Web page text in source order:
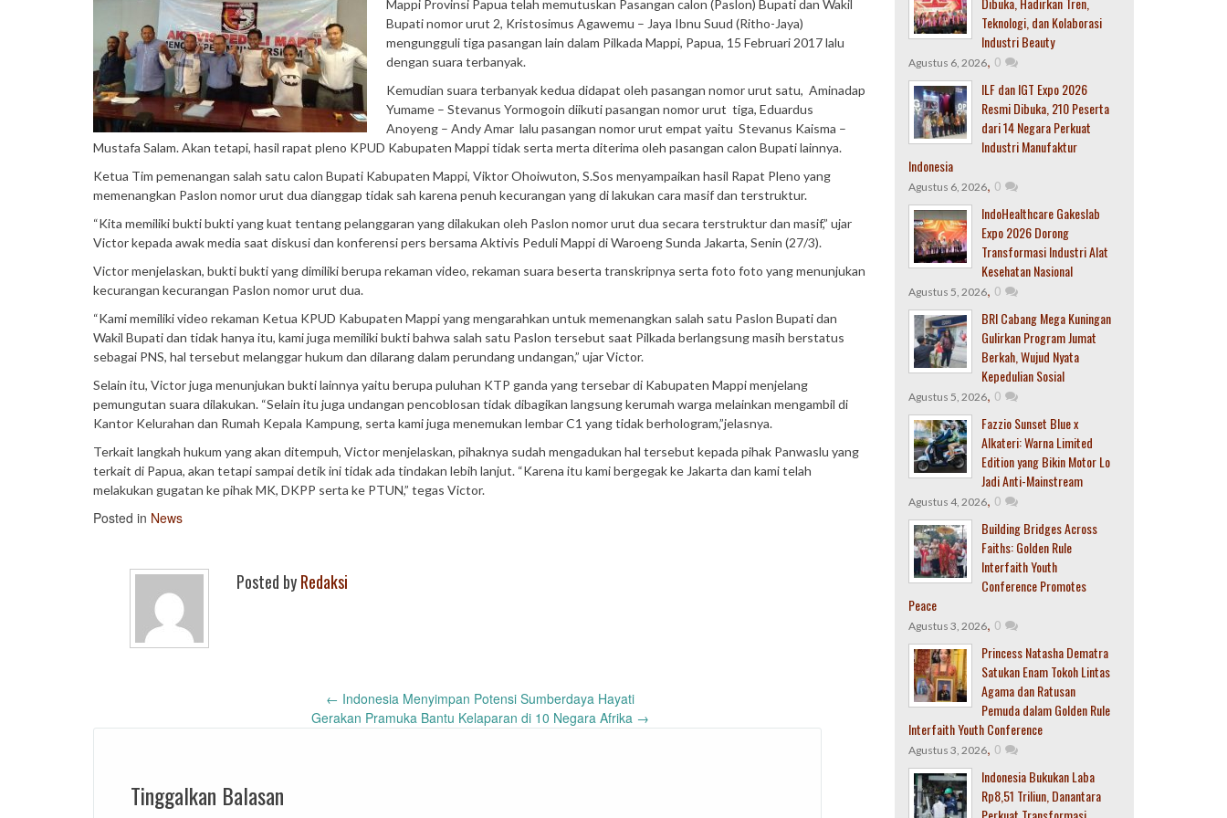
Mappi Provinsi Papua telah memutuskan Pasangan calon (Paslon) Bupati dan Wakil
Bupati nomor urut 2, Kristosimus Agawemu – Jaya Ibnu Suud (Ritho-Jaya)
mengungguli tiga pasangan lain dalam Pilkada Mappi, Papua, 15 Februari 2017 lalu
dengan suara terbanyak.
Kemudian suara terbanyak kedua didapat oleh pasangan nomor urut satu, Aminadap
Yumame – Stevanus Yormogoin diikuti pasangan nomor urut tiga, Eduardus
Anoyeng – Andy Amar lalu pasangan nomor urut empat yaitu Stevanus Kaisma –
Mustafa Salam. Akan tetapi, hasil rapat pleno KPUD Kabupaten Mappi tidak serta merta diterima oleh pasangan calon Bupati lainnya.
Ketua Tim pemenangan salah satu calon Bupati Kabupaten Mappi, Viktor Ohoiwuton, S.Sos menyampaikan hasil Rapat Pleno yang
memenangkan Paslon nomor urut dua dianggap tidak sah karena penuh kecurangan yang di lakukan cara masif dan terstruktur.
“Kita memiliki bukti bukti yang kuat tentang pelanggaran yang dilakukan oleh Paslon nomor urut dua secara terstruktur dan masif,” ujar
Victor kepada awak media saat diskusi dan konferensi pers bersama Aktivis Peduli Mappi di Waroeng Sunda Jakarta, Senin (27/3).
Victor menjelaskan, bukti bukti yang dimiliki berupa rekaman video, rekaman suara beserta transkripnya serta foto foto yang menunjukan
kecurangan kecurangan Paslon nomor urut dua.
“Kami memiliki video rekaman Ketua KPUD Kabupaten Mappi yang mengarahkan untuk memenangkan salah satu Paslon Bupati dan
Wakil Bupati dan tidak hanya itu, kami juga memiliki bukti bahwa salah satu Paslon tersebut saat Pilkada berlangsung masih berstatus
sebagai PNS, hal tersebut melanggar hukum dan dilarang dalam perundang undangan,” ujar Victor.
Selain itu, Victor juga menunjukan bukti lainnya yaitu berupa puluhan KTP ganda yang tersebar di Kabupaten Mappi menjelang
pemungutan suara dilakukan. “Selain itu juga undangan pencoblosan tidak dibagikan langsung kerumah warga melainkan mengambil di
Kantor Kelurahan dan Rumah Kepala Kampung, serta kami juga menemukan lembar C1 yang tidak berhologram,”jelasnya.
Terkait langkah hukum yang akan ditempuh, Victor menjelaskan, pihaknya sudah mengadukan hal tersebut kepada pihak Panwaslu yang
terkait di Papua, akan tetapi sampai detik ini tidak ada tindakan lebih lanjut. “Karena itu kami bergegak ke Jakarta dan kami telah
melakukan gugatan ke pihak MK, DKPP serta ke PTUN,” tegas Victor.
Posted in News
Posted byRedaksi
navigation
← Indonesia Menyimpan Potensi Sumberdaya Hayati
Gerakan Pramuka Bantu Kelaparan di 10 Negara Afrika →
Tinggalkan Balasan
Teknologi, dan Kolaborasi
Industri Beauty
Agustus 6, 2026, 0
ILF dan IGT Expo 2026
Resmi Dibuka, 210 Peserta
dari 14 Negara Perkuat
Industri Manufaktur
Indonesia
Agustus 6, 2026, 0
IndoHealthcare Gakeslab
Expo 2026 Dorong
Transformasi Industri Alat
Kesehatan Nasional
Agustus 5, 2026, 0
BRI Cabang Mega Kuningan
Gulirkan Program Jumat
Berkah, Wujud Nyata
Kepedulian Sosial
Agustus 5, 2026, 0
Fazzio Sunset Blue x
Alkateri: Warna Limited
Edition yang Bikin Motor Lo
Jadi Anti-Mainstream
Agustus 4, 2026, 0
Building Bridges Across
Faiths: Golden Rule
Interfaith Youth
Conference Promotes
Peace
Agustus 3, 2026, 0
Princess Natasha Dematra
Satukan Enam Tokoh Lintas
Agama dan Ratusan
Pemuda dalam Golden Rule
Interfaith Youth Conference
Agustus 3, 2026, 0
Indonesia Bukukan Laba
Rp8,51 Triliun, Danantara